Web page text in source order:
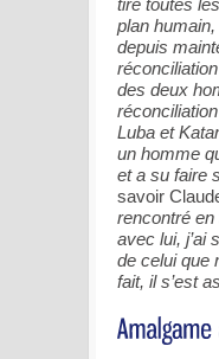
plan
depuis
des deux
Luba et
un homme
et a su faire
savoir
rencontré en
avec lui, j’ai
de celui que
fait, il s’est